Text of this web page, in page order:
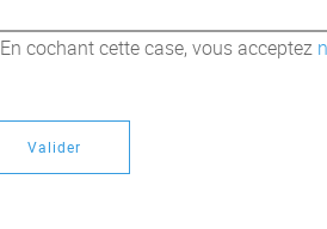
En cochant cette case, vous acceptez
Valider